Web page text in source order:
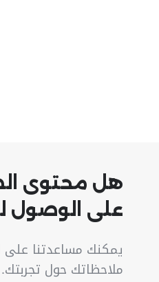
هل محتوى
على الوصول
يمكنك مساعدتنا على
ملاحظاتك حول تجربتك.